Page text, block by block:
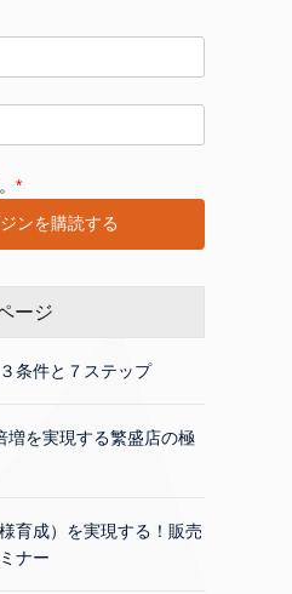
まにしてください。
*
ージ
条件と７ステップ
増を実現する繁盛店の極
育成）を実現する！販売
ナー